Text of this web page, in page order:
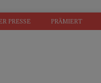
PRESSE PRÄMIERT